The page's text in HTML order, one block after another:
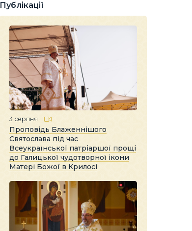
Публікації
3 серпня
Проповідь Блаженнішого
Святослава під час
Всеукраїнської патріаршої прощі
до Галицької чудотворної ікони
Матері Божої в Крилосі